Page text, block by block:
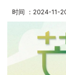
时间 ：2024-11-